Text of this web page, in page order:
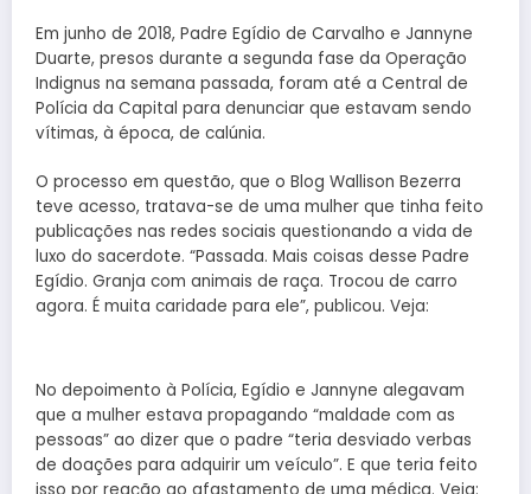
Em junho de 2018, Padre Egídio de Carvalho e Jannyne
Duarte, presos durante a segunda fase da Operação
Indignus na semana passada, foram até a Central de
Polícia da Capital para denunciar que estavam sendo
vítimas, à época, de calúnia.
O processo em questão, que o Blog Wallison Bezerra
teve acesso, tratava-se de uma mulher que tinha feito
publicações nas redes sociais questionando a vida de
luxo do sacerdote. “Passada. Mais coisas desse Padre
Egídio. Granja com animais de raça. Trocou de carro
agora. É muita caridade para ele”, publicou. Veja:
No depoimento à Polícia, Egídio e Jannyne alegavam
que a mulher estava propagando “maldade com as
pessoas” ao dizer que o padre “teria desviado verbas
de doações para adquirir um veículo”. E que teria feito